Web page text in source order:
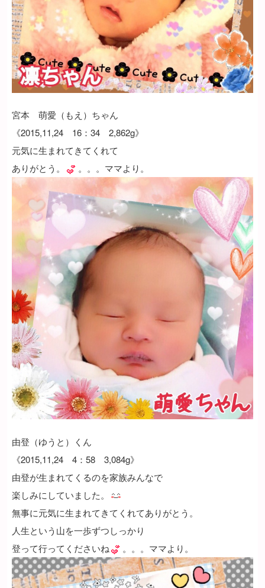
宮本 萌愛（もえ）ちゃん
《2015,11,24 16：34 2,862g》
元気に生まれてきてくれて
ありがとう。
。。。ママより。
由登（ゆうと）くん
《2015,11,24 4：58 3,084g》
由登が生まれてくるのを家族みんなで
楽しみにしていました。
無事に元気に生まれてきてくれてありがとう。
人生という山を一歩ずつしっかり
登って行ってくださいね
。。。ママより。